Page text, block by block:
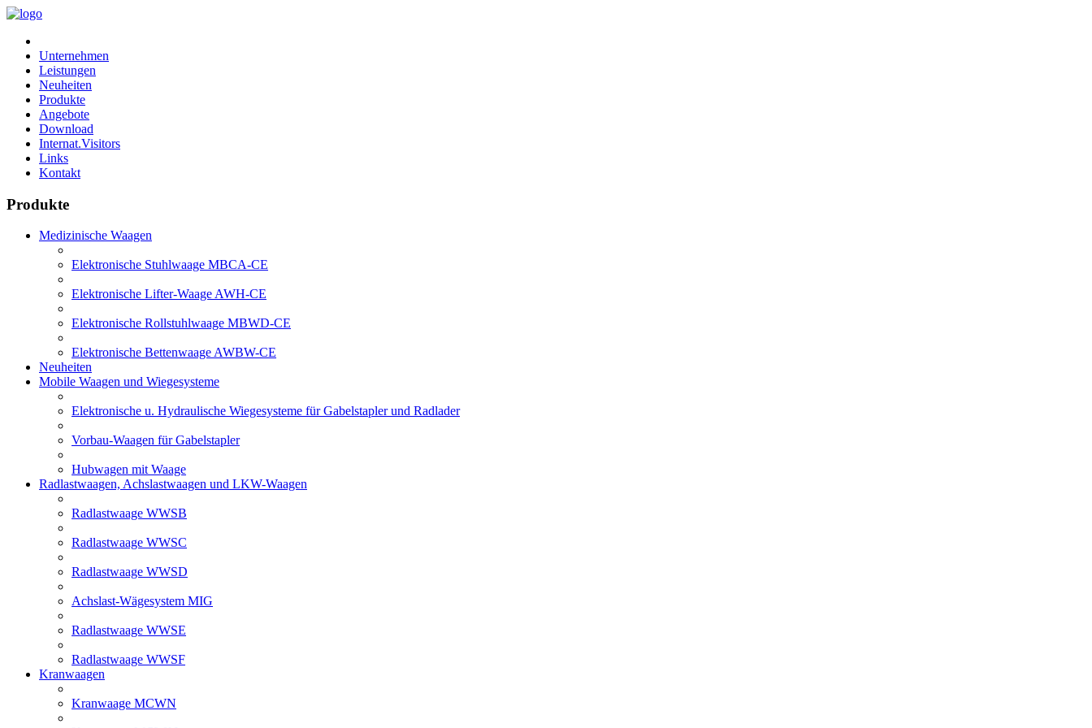
Unternehmen
Leistungen
Neuheiten
Produkte
Angebote
Download
Internat.Visitors
Links
Kontakt
Produkte
Medizinische Waagen
Elektronische Stuhlwaage MBCA-CE
Elektronische Lifter-Waage AWH-CE
Elektronische Rollstuhlwaage MBWD-CE
Elektronische Bettenwaage AWBW-CE
Neuheiten
Mobile Waagen und Wiegesysteme
Elektronische u. Hydraulische Wiegesysteme für Gabelstapler und Radlader
Vorbau-Waagen für Gabelstapler
Hubwagen mit Waage
Radlastwaagen, Achslastwaagen und LKW-Waagen
Radlastwaage WWSB
Radlastwaage WWSC
Radlastwaage WWSD
Achslast-Wägesystem MIG
Radlastwaage WWSE
Radlastwaage WWSF
Kranwaagen
Kranwaage MCWN